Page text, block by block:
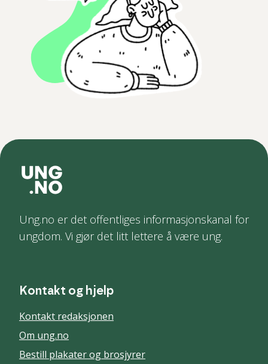
Ung.no er det offentliges informasjonskanal for
ungdom. Vi gjør det litt lettere å være ung.
Kontakt og hjelp
Kontakt redaksjonen
Om ung.no
Bestill plakater og brosjyrer